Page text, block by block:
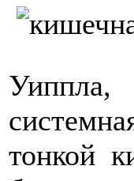
Уиппла,
тонкой